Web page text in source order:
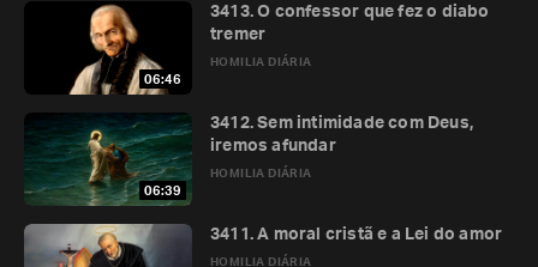
06:46
HOMILIA DIÁRIA
3413. O confessor que fez o diabo
tremer
06:39
HOMILIA DIÁRIA
3412. Sem intimidade com Deus,
iremos afundar
HOMILIA DIÁRIA
3411. A moral cristã e a Lei do amor